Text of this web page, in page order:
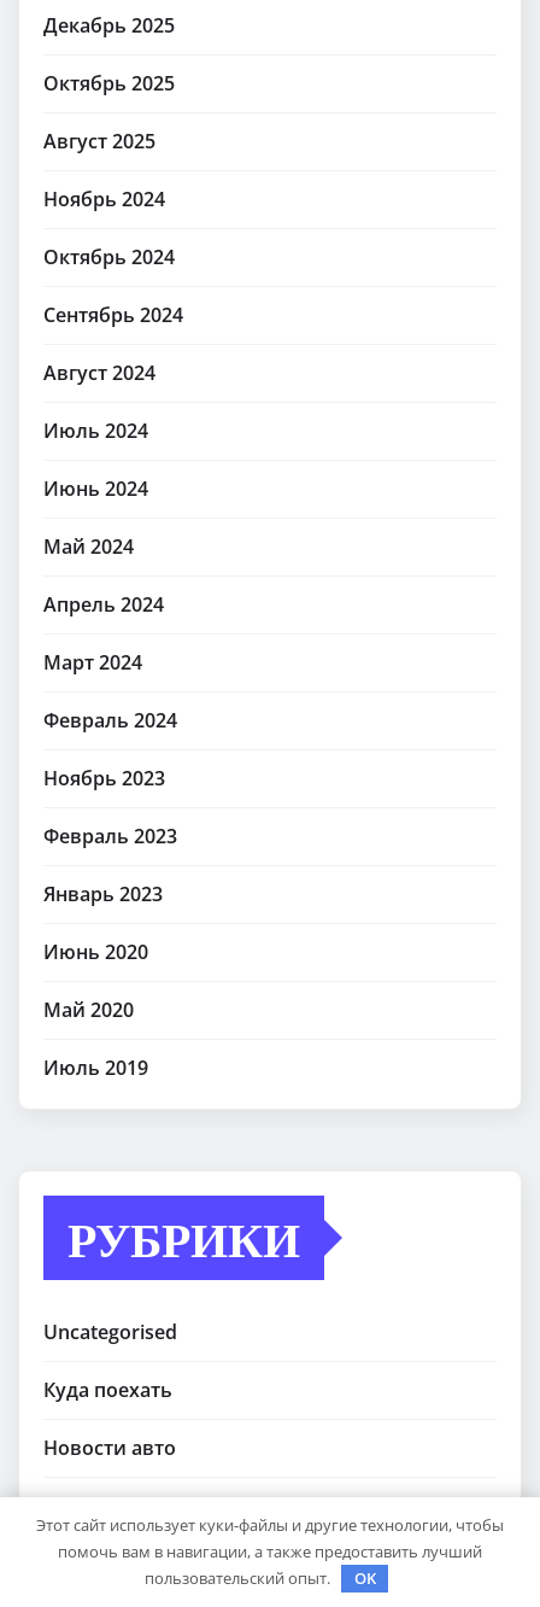
Декабрь 2025
Октябрь 2025
Август 2025
Ноябрь 2024
Октябрь 2024
Сентябрь 2024
Август 2024
Июль 2024
Июнь 2024
Май 2024
Апрель 2024
Март 2024
Февраль 2024
Ноябрь 2023
Февраль 2023
Январь 2023
Июнь 2020
Май 2020
Июль 2019
РУБРИКИ
Uncategorised
Куда поехать
Новости авто
Новости плюс
Ремонт — это просто
Этот сайт использует куки-файлы и другие технологии, чтобы
помочь вам в навигации, а также предоставить лучший
пользовательский опыт.
OK